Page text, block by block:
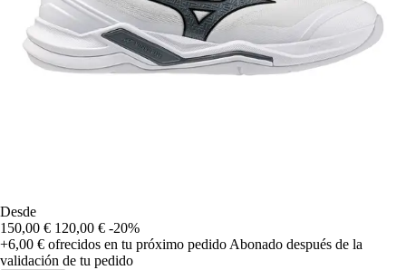
Desde
150,00 € 120,00 € -20%
+6,00 € ofrecidos en tu próximo pedido Abonado después de la
validación de tu pedido